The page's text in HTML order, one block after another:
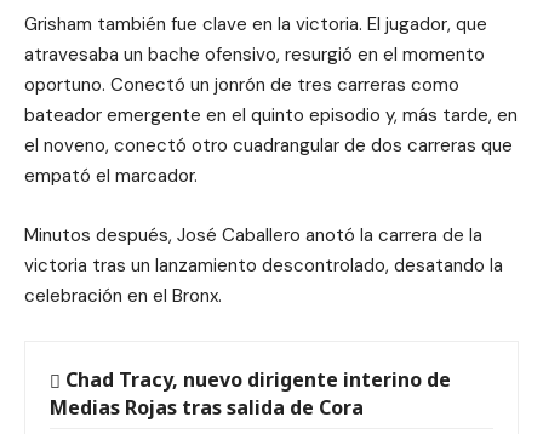
Grisham también fue clave en la victoria. El jugador, que
atravesaba un bache ofensivo, resurgió en el momento
oportuno. Conectó un jonrón de tres carreras como
bateador emergente en el quinto episodio y, más tarde, en
el noveno, conectó otro cuadrangular de dos carreras que
empató el marcador.
Minutos después, José Caballero anotó la carrera de la
victoria tras un lanzamiento descontrolado, desatando la
celebración en el Bronx.
Chad Tracy, nuevo dirigente interino de
Medias Rojas tras salida de Cora